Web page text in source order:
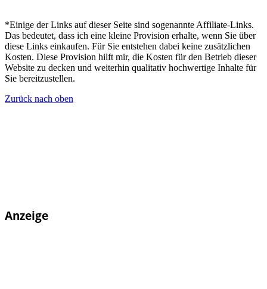
*Einige der Links auf dieser Seite sind sogenannte Affiliate-Links.
Das bedeutet, dass ich eine kleine Provision erhalte, wenn Sie über
diese Links einkaufen. Für Sie entstehen dabei keine zusätzlichen
Kosten. Diese Provision hilft mir, die Kosten für den Betrieb dieser
Website zu decken und weiterhin qualitativ hochwertige Inhalte für
Sie bereitzustellen.
Zurück nach oben
Anzeige